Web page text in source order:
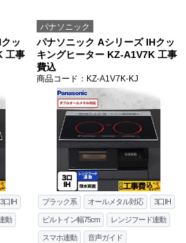
ッ
工事
3口IH
動
パナソニック
パナソニック Aシリーズ IHクッ
キングヒーター KZ-A1V7K 工事
費込
商品コード ：KZ-A1V7K-KJ
ブラック系 オールメタル対応 3口IH
ビルトイン幅75cm レンジフード連動
スマホ連動 音声ガイド